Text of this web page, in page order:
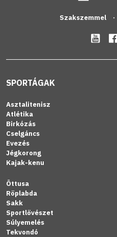
Szakszemmel
SPORTÁGAK
Asztalitenisz
Atlétika
Birkózás
Cselgáncs
Evezés
Jégkorong
Kajak-kenu
Öttusa
Röplabda
Sakk
Sportlövészet
Súlyemelés
Tekvondó